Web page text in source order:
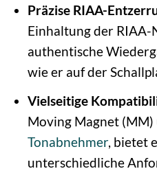
Präzise RIAA-
Einhaltung der
authentische
wie er auf der
Vielseitige
Moving Magnet
Tonabnehmer, bietet
unterschiedliche